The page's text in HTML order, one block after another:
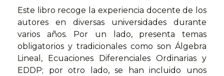
Este libro recoge la experiencia docente de los
autores en diversas universidades durante
varios años. Por un lado, presenta temas
obligatorios y tradicionales como son Álgebra
Lineal, Ecuaciones Diferenciales Ordinarias y
EDDP; por otro lado, se han incluido unos